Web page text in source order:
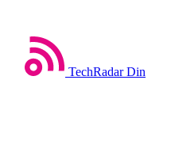
TechRadar Din